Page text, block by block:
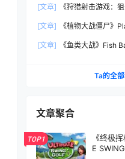
[文章]
《狩猎射击游戏：
[文章]
《植物大战僵尸》
[文章] 《鱼类大战》Fish
Ta的全
文章聚合
TOP1
《终极
E